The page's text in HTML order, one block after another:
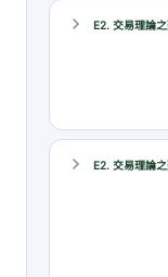
E2. 交易理論
E2. 交易理論